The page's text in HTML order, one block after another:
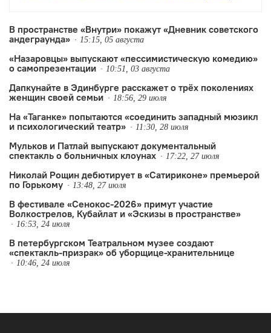
В пространстве «Внутри» покажут «Дневник советского
андеграунда»
15:15, 05 августа
«Назаровцы» выпускают «пессимистическую комедию»
о самопрезентации
10:51, 03 августа
Дапкунайте в Эдинбурге расскажет о трёх поколениях
женщин своей семьи
18:56, 29 июля
На «Таганке» попытаются «соединить западный мюзикл
и психологический театр»
11:30, 28 июля
Мульков и Патлай выпускают документальный
спектакль о больничных клоунах
17:22, 27 июля
Николай Рощин дебютирует в «Сатириконе» премьерой
по Горькому
13:48, 27 июля
В фестивале «Сенокос-2026» примут участие
Волкострелов, Кубайлат и «Эскизы в пространстве»
16:53, 24 июля
В петербургском Театральном музее создают
«спектакль-призрак» об уборщице-хранительнице
10:46, 24 июля